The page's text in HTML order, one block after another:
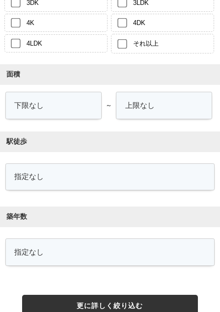
3DK 3LDK
4K 4DK
4LDK それ以上
面積
～
駅徒歩
築年数
更に詳しく絞り込む